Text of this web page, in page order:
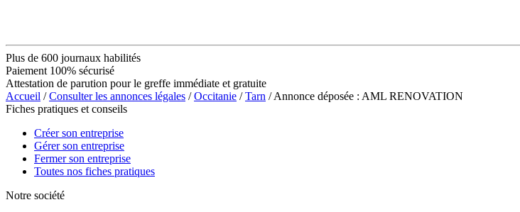
Plus de 600 journaux habilités
Paiement 100% sécurisé
Attestation de parution pour le greffe immédiate et gratuite
Accueil /Consulter les annonces légales /Occitanie /Tarn / Annonce déposée : AML RENOVATION
Fiches pratiques et conseils
Créer son entreprise
Gérer son entreprise
Fermer son entreprise
Toutes nos fiches pratiques
Notre société